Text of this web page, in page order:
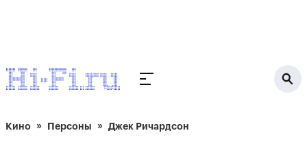
Кино Персоны Джек Ричардсон